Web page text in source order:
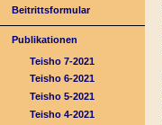
Beitrittsformular
Publikationen
Teisho 7-2021
Teisho 6-2021
Teisho 5-2021
Teisho 4-2021